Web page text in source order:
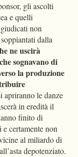
gli ascolti
e quelli
non
dalla
ne uscirà
sognavano di
la produzione
apriranno le danze
in eredità il
finito di
e certamente non
al miliardo di
depotenziato.